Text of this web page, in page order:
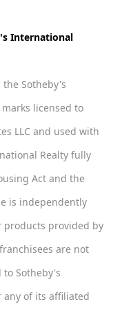
International
Sotheby's
licensed to
LLC and used with
Realty fully
Act and the
is independently
products provided by
are not
Sotheby's
any of its affiliated